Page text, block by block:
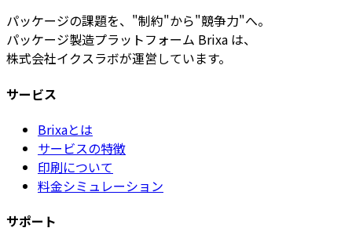
パッケージの課題を、"制約"から"競争力"へ。
パッケージ製造プラットフォーム Brixa は、
株式会社イクスラボが運営しています。
サービス
Brixaとは
サービスの特徴
印刷について
料金シミュレーション
サポート